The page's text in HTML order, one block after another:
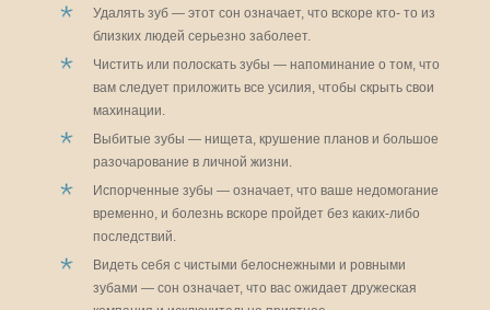
Удалять зуб — этот сон означает, что вскоре кто- то из
близких людей серьезно заболеет.
Чистить или полоскать зубы — напоминание о том, что
вам следует приложить все усилия, чтобы скрыть свои
махинации.
Выбитые зубы — нищета, крушение планов и большое
разочарование в личной жизни.
Испорченные зубы — означает, что ваше недомогание
временно, и болезнь вскоре пройдет без каких-либо
последствий.
Видеть себя с чистыми белоснежными и ровными
зубами — сон означает, что вас ожидает дружеская